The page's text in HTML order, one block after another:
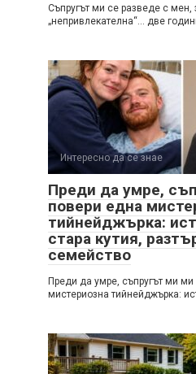
Съпругът ми се разведе с
„непривлекателна“… две
Интересно да се знае
Преди да умре,
повери една
тийнейджърка:
стара кутия,
семейство
Преди да умре, съпругът ми
мистериозна тийнейджърка: